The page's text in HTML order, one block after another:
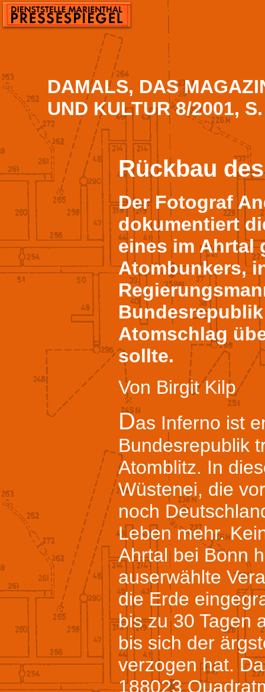
DAMALS, DAS
UND KULTUR 8/2001,
Rückbau
Der Fotograf
dokumentiert
eines im Ahrtal
Atombunkers,
Atomschlag
sollte.
Von Birgit Kilp
Das Inferno ist
Bundesrepublik
Atomblitz. In
Wüstenei, die
noch
Leben mehr.
Ahrtal bei Bonn
auserwählte
die Erde
bis zu 30 Tagen
bis sich der
verzogen hat.
188023